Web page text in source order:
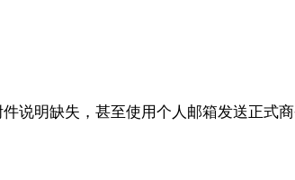
说明缺失，甚至使用个人邮箱发送正式